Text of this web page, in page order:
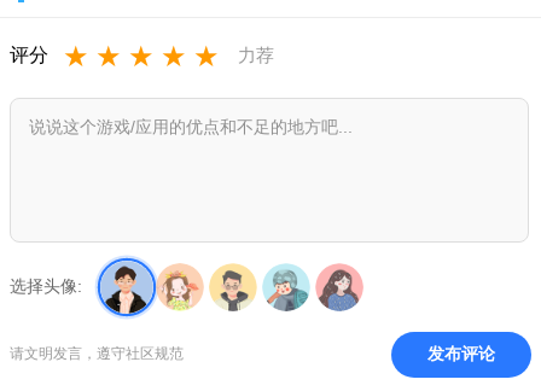
2、X首创的用户标识广告，让你方便的过滤掉烦人的广告
5、一些让你欲罢不能的一些贴心小技巧和福利
x浏览器车机版2026最新版功能
极简快速：简洁,省电,省流,不驻留任何后台进程，速度极快
评分 ★ ★ ★ ★ ★ 力荐
选择头像:
请文明发言，遵守社区规范 发布评论